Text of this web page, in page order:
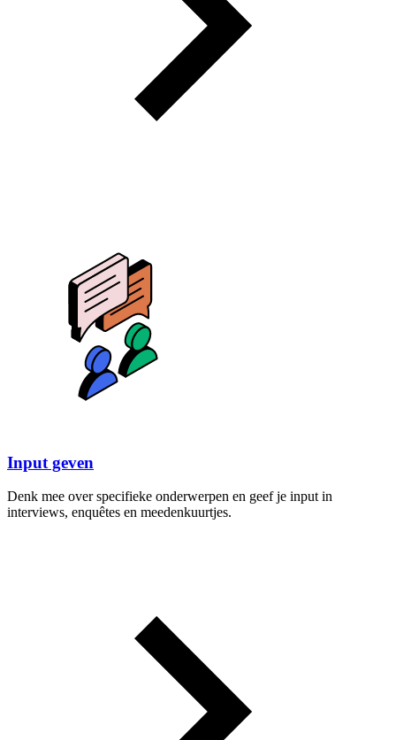
Input geven
Denk mee over specifieke onderwerpen en geef je input in
interviews, enquêtes en meedenkuurtjes.